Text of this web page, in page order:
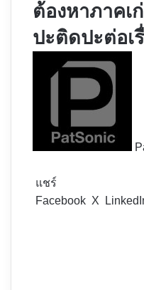
ต้องหาภาคเ
ปะติดปะต่อเ
แชร์
Facebook X